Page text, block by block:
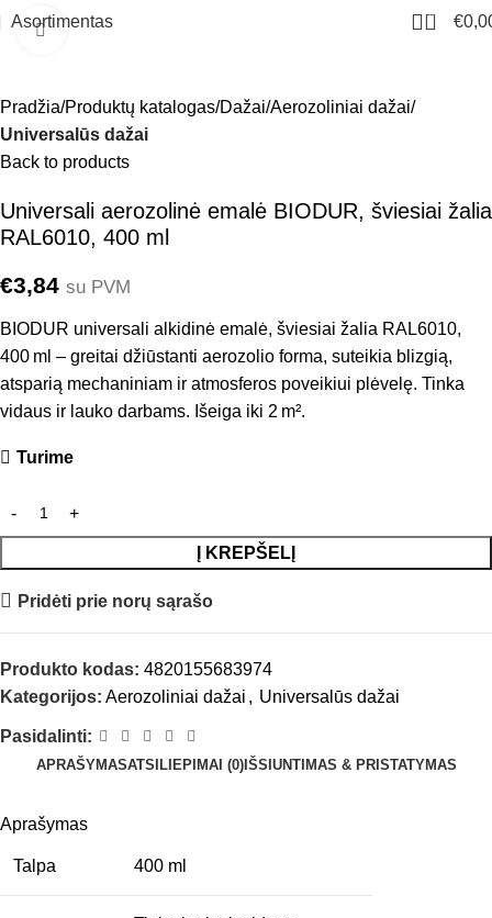
Asortimentas 0 €
Click to enlarge
Pradžia Produktų katalogas Dažai Aerozoliniai dažai
Universalūs dažai
Back to products
Universali aerozolinė emalė BIODUR, šviesiai žalia
RAL6010, 400 ml
€3,84 su PVM
BIODUR universali alkidinė emalė, šviesiai žalia RAL6010,
400 ml – greitai džiūstanti aerozolio forma, suteikia blizgią,
atsparią mechaniniam ir atmosferos poveikiui plėvelę. Tinka
vidaus ir lauko darbams. Išeiga iki 2 m².
Turime
Į KREPŠELĮ
Pridėti prie norų sąrašo
Produkto kodas: 4820155683974
Kategorijos: Aerozoliniai dažai , Universalūs dažai
Pasidalinti:
APRAŠYMASATSILIEPIMAI (0)IŠSIUNTIMAS & PRISTATYMAS
Aprašymas
Talpa 400 ml